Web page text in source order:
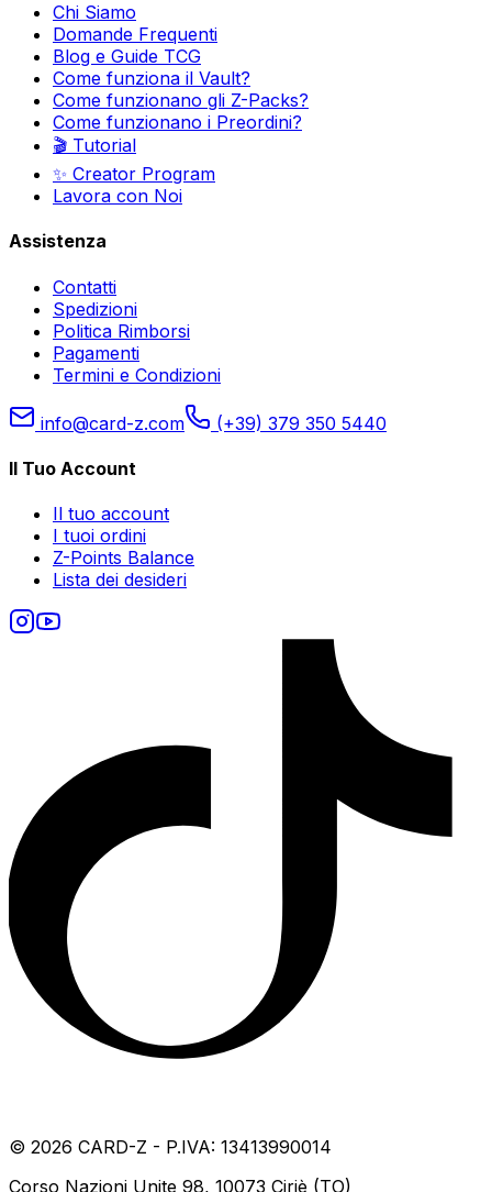
Chi Siamo
Domande Frequenti
Blog e Guide TCG
Come funziona il Vault?
Come funzionano gli Z-Packs?
Come funzionano i Preordini?
🎬 Tutorial
✨ Creator Program
Lavora con Noi
Assistenza
Contatti
Spedizioni
Politica Rimborsi
Pagamenti
Termini e Condizioni
info@card-z.com (+39) 379 350 5440
Il Tuo Account
Il tuo account
I tuoi ordini
Z-Points Balance
Lista dei desideri
© 2026 CARD-Z - P.IVA: 13413990014
Corso Nazioni Unite 98, 10073 Ciriè (TO)